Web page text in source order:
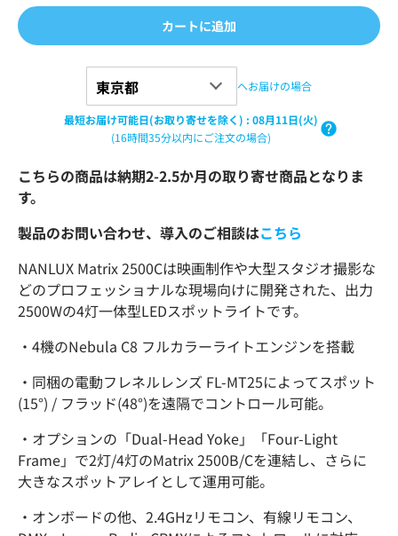
カートに追加
へお届けの場合
最短お届け可能日(お取り寄せを除く) : 08月11日(火)
(16時間35分以内にご注文の場合)
こちらの商品は納期2-2.5か月の取り寄せ商品となりま
す。
製品のお問い合わせ、導入のご相談はこちら
NANLUX Matrix 2500Cは映画制作や大型スタジオ撮影な
どのプロフェッショナルな現場向けに開発された、出力
2500Wの4灯一体型LEDスポットライトです。
・4機のNebula C8 フルカラーライトエンジンを搭載
・同梱の電動フレネルレンズ FL-MT25によってスポット
(15°) / フラッド(48°)を遠隔でコントロール可能。
・オプションの「Dual-Head Yoke」「Four-Light
Frame」で2灯/4灯のMatrix 2500B/Cを連結し、さらに
大きなスポットアレイとして運用可能。
・オンボードの他、2.4GHzリモコン、有線リモコン、